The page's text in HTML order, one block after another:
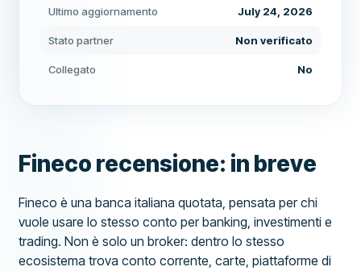
Ultimo aggiornamento July 24, 2026
Stato partner Non verificato
Collegato No
Fineco recensione: in breve
Fineco è una banca italiana quotata, pensata per chi
vuole usare lo stesso conto per banking, investimenti e
trading. Non è solo un broker: dentro lo stesso
ecosistema trova conto corrente, carte, piattaforme di